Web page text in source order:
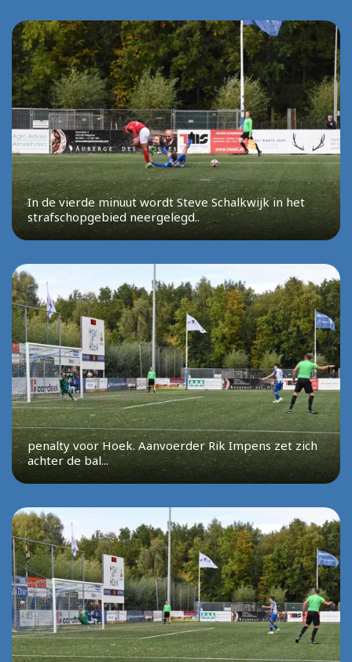
In de vierde minuut wordt Steve Schalkwijk in het
strafschopgebied neergelegd..
penalty voor Hoek. Aanvoerder Rik Impens zet zich
achter de bal...